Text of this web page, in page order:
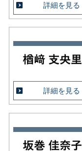
詳細を見る
詳細を見る